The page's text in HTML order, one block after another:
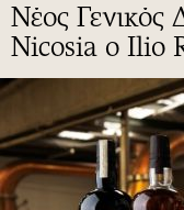
Νέος Γενικός
Nicosia ο Ilio